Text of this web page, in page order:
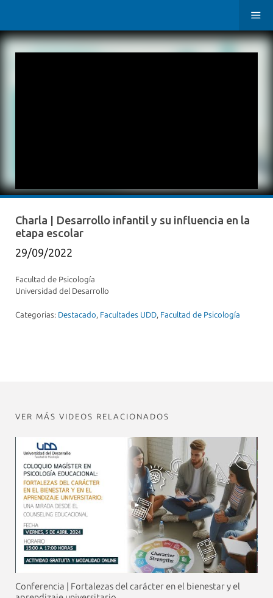
Charla | Desarrollo infantil y su influencia en la
etapa escolar
29/09/2022
Facultad de Psicología
Universidad del Desarrollo
Categorias: Destacado, Facultades UDD, Facultad de Psicología
VER MÁS VIDEOS RELACIONADOS
Conferencia | Fortalezas del carácter en el bienestar y el